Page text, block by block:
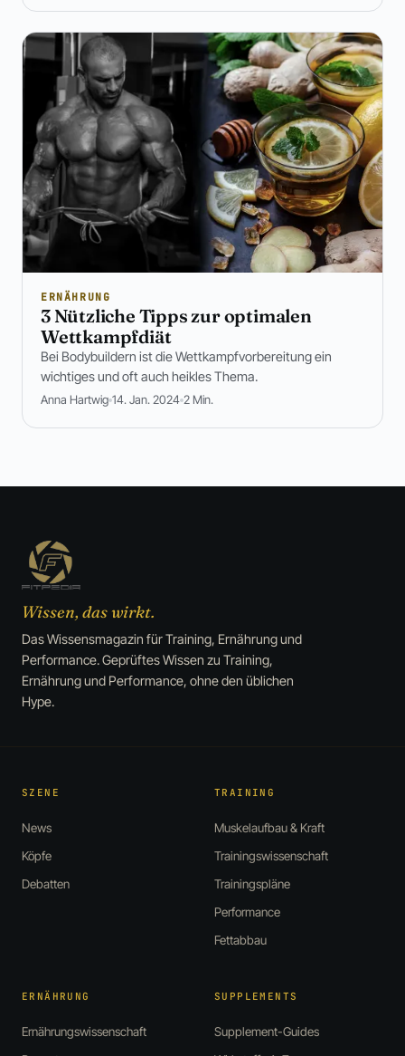
ERNÄHRUNG
3 Nützliche Tipps zur optimalen
Wettkampfdiät
Bei Bodybuildern ist die Wettkampfvorbereitung ein
wichtiges und oft auch heikles Thema.
Anna Hartwig 14. Jan. 2024 2 Min.
Wissen, das wirkt.
Das Wissensmagazin für Training, Ernährung und
Performance. Geprüftes Wissen zu Training,
Ernährung und Performance, ohne den üblichen
Hype.
SZENE
News
Köpfe
Debatten
TRAINING
Muskelaufbau & Kraft
Trainingswissenschaft
Trainingspläne
Performance
Fettabbau
ERNÄHRUNG
Ernährungswissenschaft
SUPPLEMENTS
Supplement-Guides